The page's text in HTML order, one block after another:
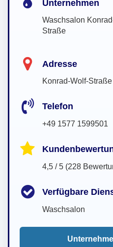
Unternehmen
Waschsalon
Straße
Adresse
Konrad-Wolf-
Telefon
+49 1577 1599501
4,5 / 5 (228
Verfügbare
Waschsalon